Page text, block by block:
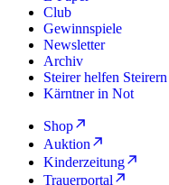
Club
Gewinnspiele
Newsletter
Archiv
Steirer helfen Steirern
Kärntner in Not
Shop
Auktion
Kinderzeitung
Trauerportal